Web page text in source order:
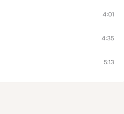
4:01
4:35
5:13